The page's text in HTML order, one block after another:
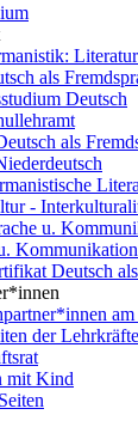
als
Deutsch
als
-
u.
Deutsch
der Lehrkräfte
mit Kind